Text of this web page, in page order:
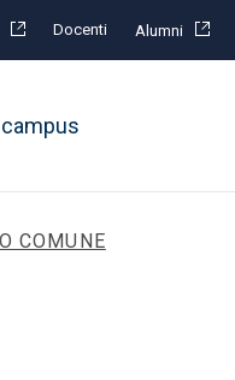
Docenti Alumni
COMUNE